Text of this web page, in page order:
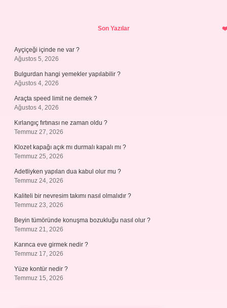
Son Yazılar
Ayçiçeği içinde ne var ?
Ağustos 5, 2026
Bulgurdan hangi yemekler yapılabilir ?
Ağustos 4, 2026
Araçta speed limit ne demek ?
Ağustos 4, 2026
Kırlangıç fırtınası ne zaman oldu ?
Temmuz 27, 2026
Klozet kapağı açık mı durmalı kapalı mı ?
Temmuz 25, 2026
Adetliyken yapılan dua kabul olur mu ?
Temmuz 24, 2026
Kaliteli bir nevresim takımı nasıl olmalıdır ?
Temmuz 23, 2026
Beyin tümöründe konuşma bozukluğu nasıl olur ?
Temmuz 21, 2026
Karınca eve girmek nedir ?
Temmuz 17, 2026
Yüze kontür nedir ?
Temmuz 15, 2026